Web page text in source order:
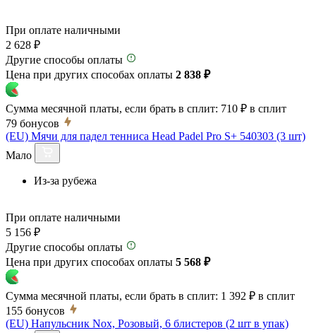
При оплате наличными
2 628 ₽
Другие способы оплаты
Цена при других способах оплаты 2 838 ₽
Сумма месячной платы, если брать в сплит: 710 ₽ в сплит
79 бонусов
(EU) Мячи для падел тенниса Head Padel Pro S+ 540303 (3 шт)
Мало
Из-за рубежа
При оплате наличными
5 156 ₽
Другие способы оплаты
Цена при других способах оплаты 5 568 ₽
Сумма месячной платы, если брать в сплит: 1 392 ₽ в сплит
155 бонусов
(EU) Напульсник Nox, Розовый, 6 блистеров (2 шт в упак)